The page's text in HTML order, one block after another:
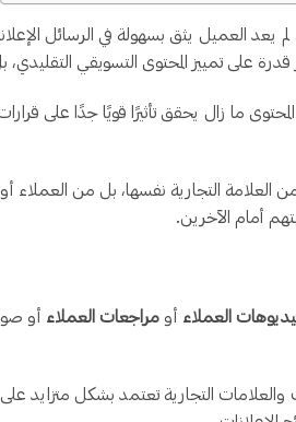
لم يعد العميل يثق بسهولة في الرسائل
قدرة على تمييز المحتوى التسويقي
ما زال يحقق تأثيرًا قويًا جدًا على
العلامة التجارية نفسها، بل من العملاء أو
أمام الآخرين.
العملاء أو مراجعات العملاء أو
التجارية تعتمد بشكل متزايد على